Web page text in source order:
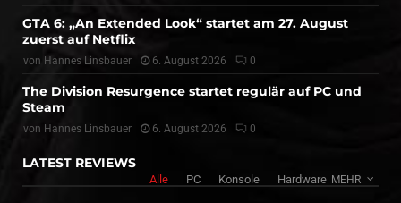
GTA 6: „An Extended Look“ startet am 27. August
zuerst auf Netflix
von Hannes Linsbauer 6. August 2026 0
The Division Resurgence startet regulär auf PC und
Steam
von Hannes Linsbauer 6. August 2026 0
LATEST REVIEWS
Alle PC Konsole Hardware MEHR